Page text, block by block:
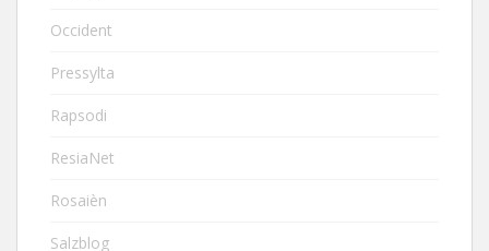
Occident
Pressylta
Rapsodi
ResiaNet
Rosaièn
Salzblog